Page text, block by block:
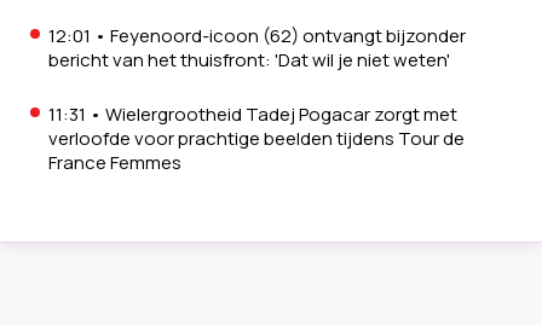
12:01 • Feyenoord-icoon (62) ontvangt bijzonder
bericht van het thuisfront: 'Dat wil je niet weten'
11:31 • Wielergrootheid Tadej Pogacar zorgt met
verloofde voor prachtige beelden tijdens Tour de
France Femmes